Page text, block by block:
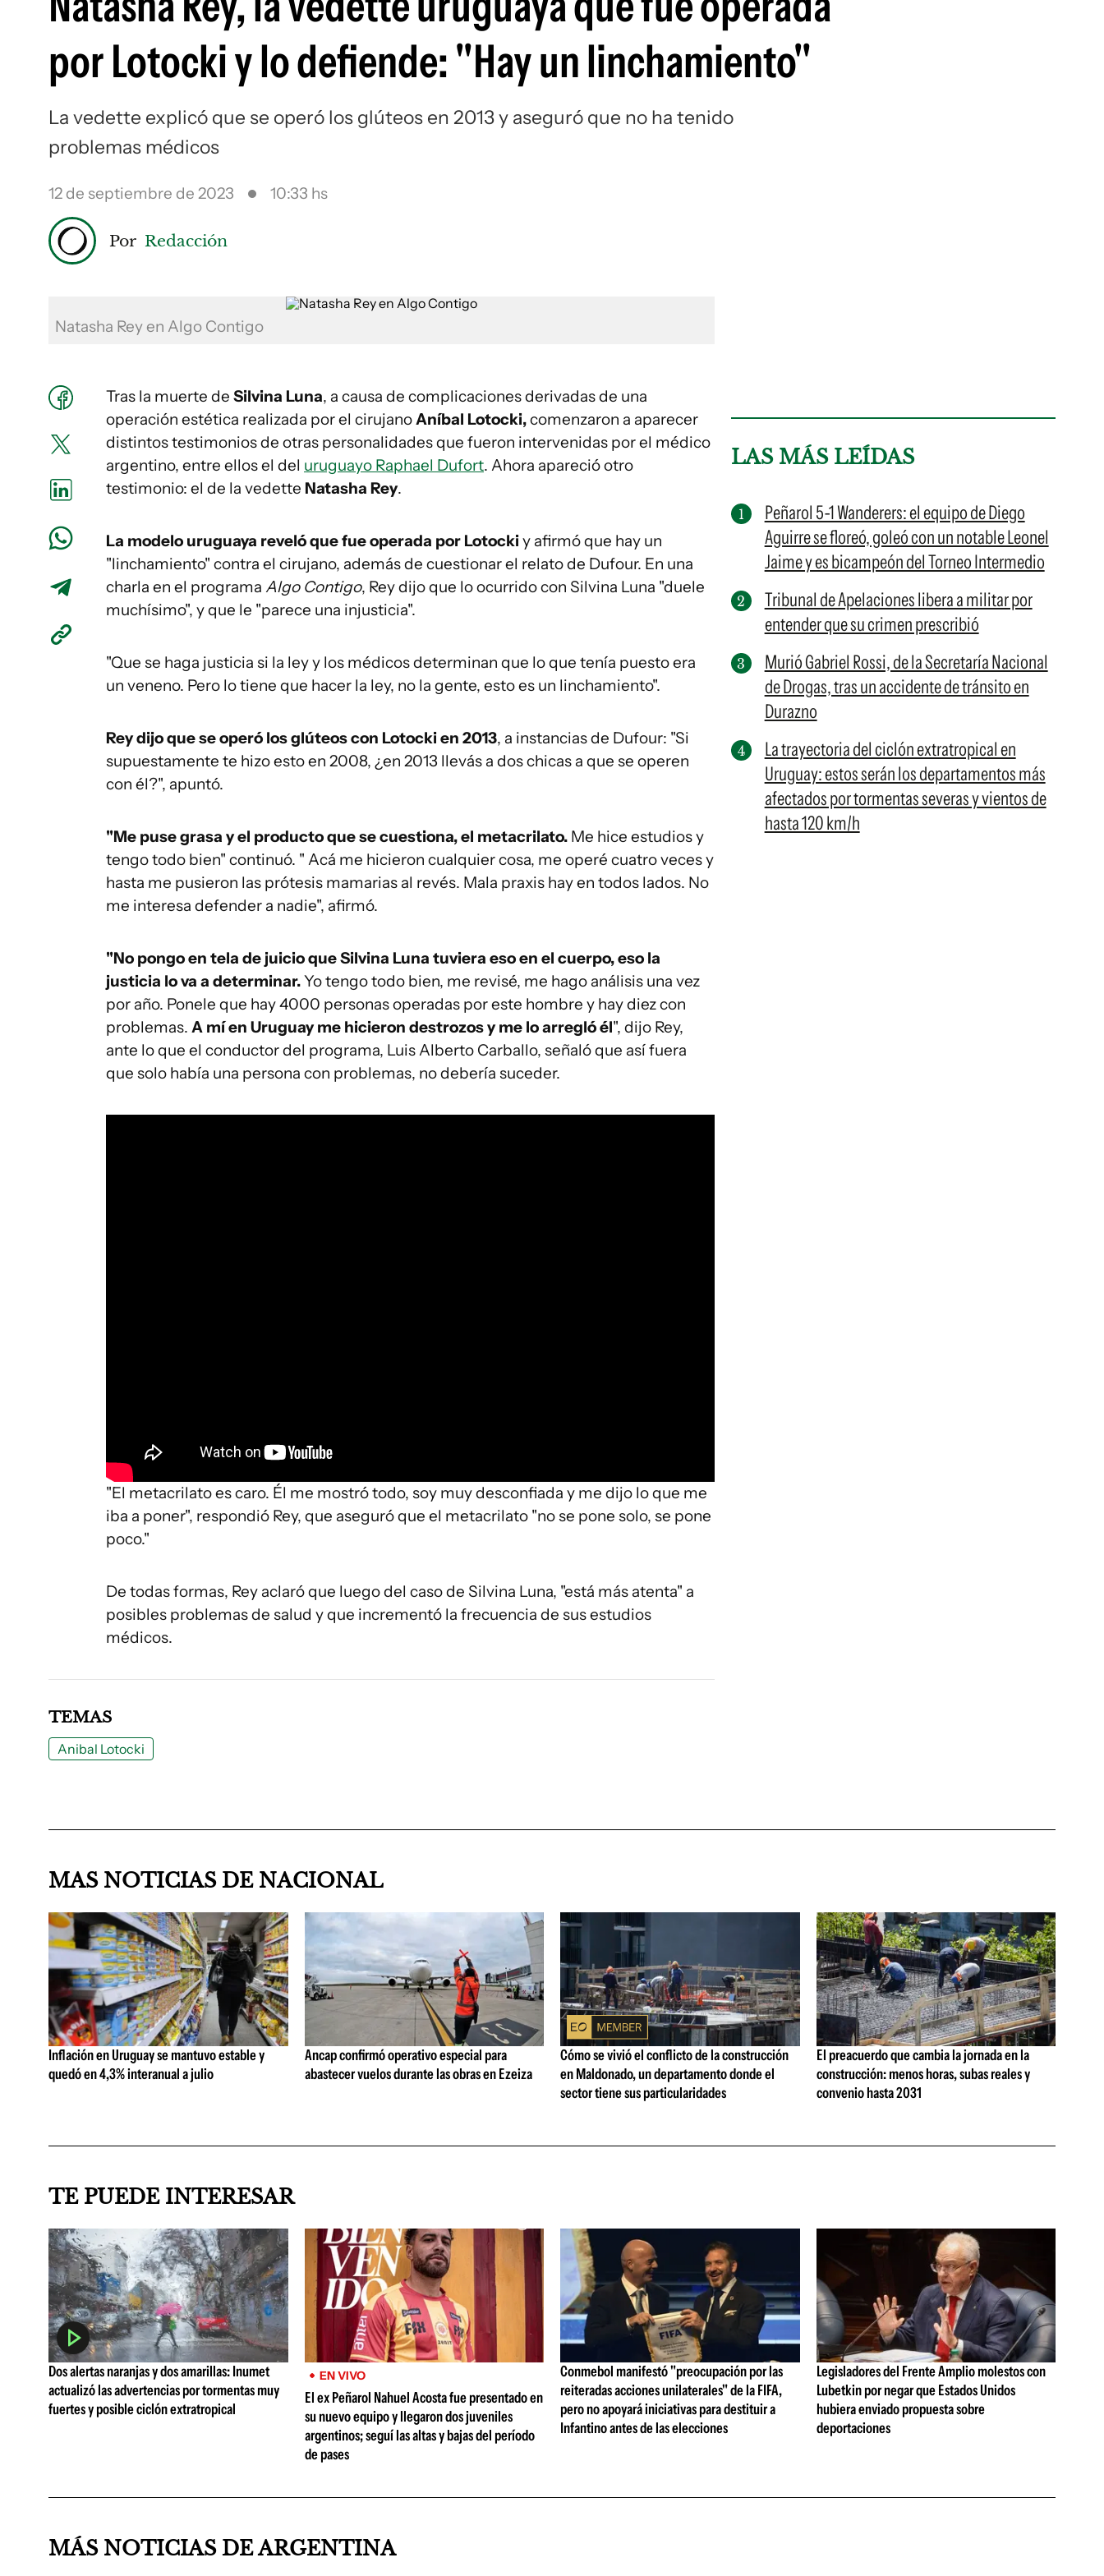
por Lotocki y lo defiende: "Hay un linchamiento"
La vedette explicó que se operó los glúteos en 2013 y aseguró que no ha tenido
problemas médicos
12 de septiembre de 2023 10:33 hs
Por Redacción
Natasha Rey en Algo Contigo
Tras la muerte de Silvina Luna, a causa de complicaciones derivadas de una
operación estética realizada por el cirujanoAníbal Lotocki,comenzaron a aparecer
distintos testimonios de otras personalidades que fueron intervenidas por el médico
argentino, entre ellos el del uruguayo Raphael Dufort. Ahora apareció otro
testimonio: el de la vedette Natasha Rey.
La modelo uruguaya reveló que fue operada por Lotocki y afirmó que hay un
"linchamiento" contra el cirujano, además de cuestionar el relato de Dufour. En una
charla en el programa Algo Contigo, Rey dijo que lo ocurrido con Silvina Luna "duele
muchísimo", y que le "parece una injusticia".
"Que se haga justicia si la ley y los médicos determinan que lo que tenía puesto era
un veneno. Pero lo tiene que hacer la ley, no la gente, esto es un linchamiento".
Rey dijo que se operó los glúteos con Lotocki en 2013, a instancias de Dufour: "Si
supuestamente te hizo esto en 2008, ¿en 2013 llevás a dos chicas a que se operen
con él?", apuntó.
"Me puse grasa y el producto que se cuestiona, el metacrilato. Me hice estudios y
tengo todo bien" continuó. " Acá me hicieron cualquier cosa, me operé cuatro veces y
hasta me pusieron las prótesis mamarias al revés. Mala praxis hay en todos lados. No
me interesa defender a nadie", afirmó.
"No pongo en tela de juicio que Silvina Luna tuviera eso en el cuerpo, eso la
justicia lo va a determinar.Yo tengo todo bien, me revisé, me hago análisis una vez
por año. Ponele que hay 4000 personas operadas por este hombre y hay diez con
problemas. A mí en Uruguay me hicieron destrozos y me lo arregló él", dijo Rey,
ante lo que el conductor del programa, Luis Alberto Carballo, señaló que así fuera
que solo había una persona con problemas, no debería suceder.
"El metacrilato es caro. Él me mostró todo, soy muy desconfiada y me dijo lo que me
iba a poner", respondió Rey, que aseguró que el metacrilato "no se pone solo, se pone
poco."
De todas formas, Rey aclaró que luego del caso de Silvina Luna, "está más atenta" a
posibles problemas de salud y que incrementó la frecuencia de sus estudios
médicos.
LAS MÁS LEÍDAS
Peñarol 5-1 Wanderers: el equipo de Diego
Aguirre se floreó, goleó con un notable Leonel
Jaime y es bicampeón del Torneo Intermedio
Tribunal de Apelaciones libera a militar por
entender que su crimen prescribió
Murió Gabriel Rossi, de la Secretaría Nacional
de Drogas, tras un accidente de tránsito en
Durazno
La trayectoria del ciclón extratropical en
Uruguay: estos serán los departamentos más
afectados por tormentas severas y vientos de
hasta 120 km/h
TEMAS
Anibal Lotocki
MAS NOTICIAS DE NACIONAL
Inflación en Uruguay se mantuvo estable y
quedó en 4,3% interanual a julio
Ancap confirmó operativo especial para
abastecer vuelos durante las obras en Ezeiza
Cómo se vivió el conflicto de la construcción
en Maldonado, un departamento donde el
sector tiene sus particularidades
El preacuerdo que cambia la jornada en la
construcción: menos horas, subas reales y
convenio hasta 2031
TE PUEDE INTERESAR
Dos alertas naranjas y dos amarillas: Inumet
actualizó las advertencias por tormentas muy
fuertes y posible ciclón extratropical
EN VIVO
El ex Peñarol Nahuel Acosta fue presentado en
su nuevo equipo y llegaron dos juveniles
argentinos; seguí las altas y bajas del período
de pases
Conmebol manifestó "preocupación por las
reiteradas acciones unilaterales" de la FIFA,
pero no apoyará iniciativas para destituir a
Infantino antes de las elecciones
Legisladores del Frente Amplio molestos con
Lubetkin por negar que Estados Unidos
hubiera enviado propuesta sobre
deportaciones
MÁS NOTICIAS DE ARGENTINA